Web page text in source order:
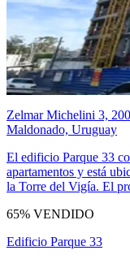
Zelmar Michelini 3,
Maldonado, Uruguay
El edificio Parque 33
apartamentos y está
la Torre del Vigía. El
65% VENDIDO
Edificio Parque 33